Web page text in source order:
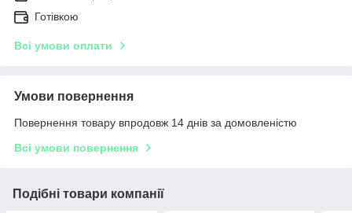
Готівкою
Всі умови оплати
Умови повернення
Повернення товару впродовж 14 днів за домовленістю
Всі умови повернення
Подібні товари компанії